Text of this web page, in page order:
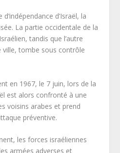
d’Israël, la
La partie occidentale de la
tandis que l’autre
ville, tombe sous contrôle
en 1967, le 7 juin, lors de la
est alors confronté à une
voisins arabes et prend
préventive.
les forces israéliennes
armées adverses et